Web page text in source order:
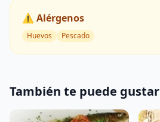
⚠️ Alérgenos
Huevos Pescado
También te puede gustar